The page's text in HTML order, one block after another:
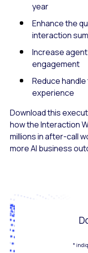
year
Enhance the
interaction
Increase
engagement
Reduce
experience
Download this
how the Interaction
millions in after-call
more AI business
*